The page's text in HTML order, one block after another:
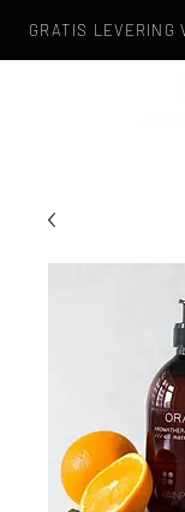
GRATIS LEVERING